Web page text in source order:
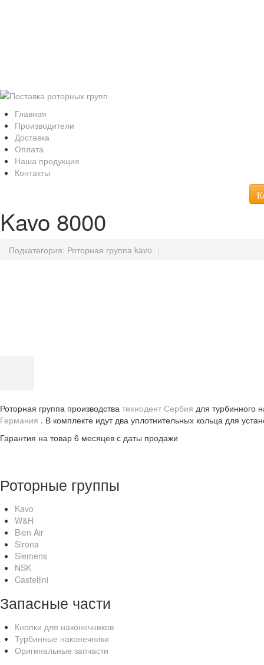
Главная
Производители
Доставка
Оплата
Наша продукция
Контакты
Kavo 8000
Подкатегория: Роторная группа kavo |
Роторная группа производства технодент Сербия для турбинного
Германия . В комплекте идут два уплотнительных кольца для
Гарантия на товар 6 месяцев с даты продажи
Роторные группы
Kavo
W&H
Bien Air
Sirona
Siemens
NSK
Castellini
Запасные части
Кнопки для наконечников
Турбинные наконечники
Оригинальные запчасти